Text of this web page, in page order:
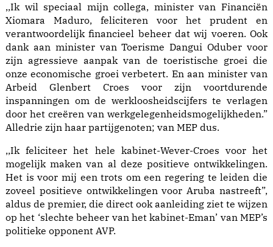
,,Ik wil speciaal mijn collega, minister van Financiën
Xiomara Maduro, feliciteren voor het prudent en
verantwoordelijk financieel beheer dat wij voeren. Ook
dank aan minister van Toerisme Dangui Oduber voor
zijn agressieve aanpak van de toeristische groei die
onze economische groei verbetert. En aan minister van
Arbeid Glenbert Croes voor zijn voortdurende
inspanningen om de werkloosheidscijfers te verlagen
door het creëren van werkgelegenheidsmogelijkheden.”
Alledrie zijn haar partijgenoten; van MEP dus.
,,Ik feliciteer het hele kabinet-Wever-Croes voor het
mogelijk maken van al deze positieve ontwikkelingen.
Het is voor mij een trots om een regering te leiden die
zoveel positieve ontwikkelingen voor Aruba nastreeft”,
aldus de premier, die direct ook aanleiding ziet te wijzen
op het ‘slechte beheer van het kabinet-Eman’ van MEP’s
politieke opponent AVP.